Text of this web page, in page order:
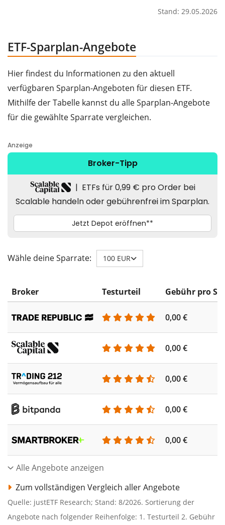
Stand: 29.05.2026
ETF-Sparplan-Angebote
Hier findest du Informationen zu den aktuell
verfügbaren Sparplan-Angeboten für diesen ETF.
Mithilfe der Tabelle kannst du alle Sparplan-Angebote
für die gewählte Sparrate vergleichen.
Wähle deine Sparrate: 100 EUR
Broker Testurteil Gebühr pro
0,00 €
0,00 €
0,00 €
0,00 €
0,00 €
Alle Angebote anzeigen
Zum vollständigen Vergleich aller Angebote
Quelle: justETF Research; Stand: 8/2026. Sortierung der
Angebote nach folgender Reihenfolge: 1. Testurteil 2. Gebühr